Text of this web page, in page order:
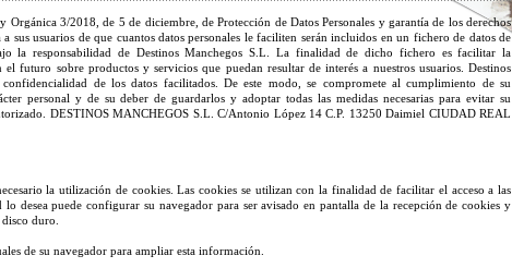
3/2018, de 5 de diciembre, de Protección de Datos Personales y garantía de los derechos
sus usuarios de que cuantos datos personales le faciliten serán incluidos en un fichero de datos de
la responsabilidad de Destinos Manchegos S.L. La finalidad de dicho fichero es facilitar la
futuro sobre productos y servicios que puedan resultar de interés a nuestros usuarios. Destinos
de los datos facilitados. De este modo, se compromete al cumplimiento de su
personal y de su deber de guardarlos y adoptar todas las medidas necesarias para evitar su
DESTINOS MANCHEGOS S.L. C/Antonio López 14 C.P. 13250 Daimiel CIUDAD REAL
la utilización de cookies. Las cookies se utilizan con la finalidad de facilitar el acceso a las
lo desea puede configurar su navegador para ser avisado en pantalla de la recepción de cookies y
duro.
de su navegador para ampliar esta información.